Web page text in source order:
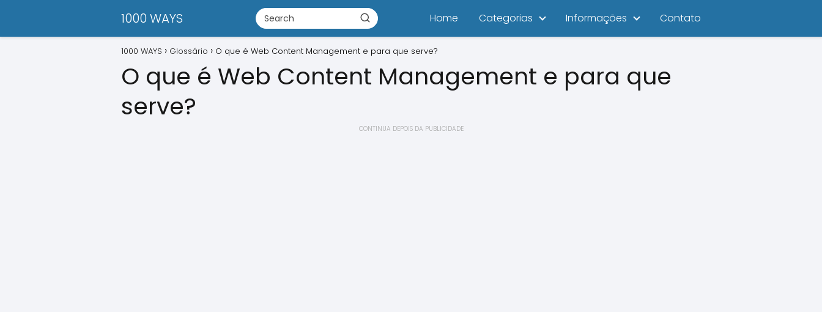
1000 WAYS Home Categorias Informações Contato
1000 WAYS Glossário O que é Web Content Management e para que serve?
O que é Web Content Management e para que
serve?
CONTINUA DEPOIS DA PUBLICIDADE